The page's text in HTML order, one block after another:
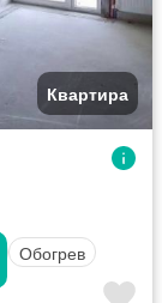
Квартира
Обогрев